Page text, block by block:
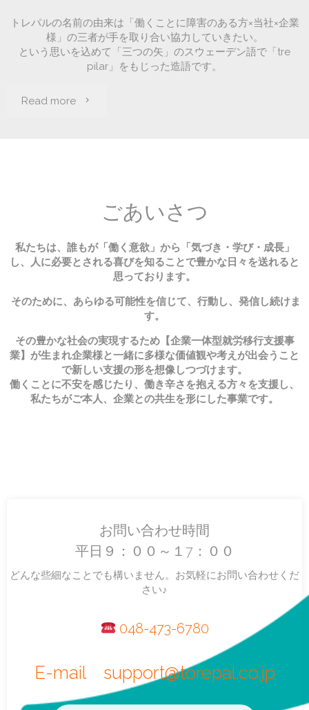
トレパルの名前の由来は「働くことに障害のある方×当社×企業
様」の三者が手を取り合い協力していきたい。
という思いを込めて「三つの矢」のスウェーデン語で「tre
pilar」をもじった造語です。
Read more “ト
は？”
ごあいさつ
私たちは、誰もが「働く意欲」から「気づき・学び・成長」
し、人に必要とされる喜びを知ることで豊かな日々を送れると
思っております。
そのために、あらゆる可能性を信じて、行動し、発信し続けま
す。
その豊かな社会の実現するため【企業一体型就労移行支援事
業】が生まれ企業様と一緒に多様な価値観や考えが出会うこと
で新しい支援の形を想像しつづけます。
働くことに不安を感じたり、働き辛さを抱える方々を支援し、
私たちがご本人、企業との共生を形にした事業です。
お問い合わせ時間
平日９：００～１7：００
どんな些細なことでも構いません。お気軽にお問い合わせくだ
さい♪
048-473-6780
E-mail support@torepal.co.jp